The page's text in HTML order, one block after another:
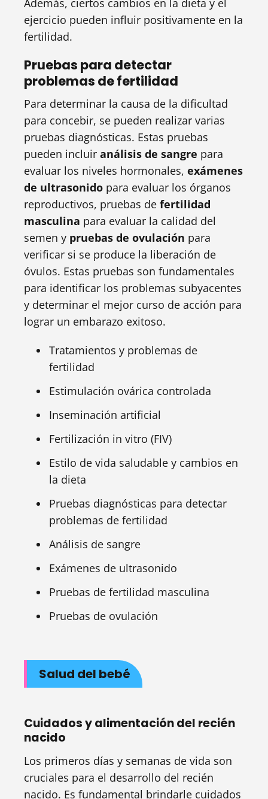
Además, ciertos cambios en la dieta y el
ejercicio pueden influir positivamente en la
fertilidad.
Pruebas para detectar
problemas de fertilidad
Para determinar la causa de la dificultad
para concebir, se pueden realizar varias
pruebas diagnósticas. Estas pruebas
pueden incluir análisis de sangre para
evaluar los niveles hormonales, exámenes
de ultrasonido para evaluar los órganos
reproductivos, pruebas de fertilidad
masculina para evaluar la calidad del
semen y pruebas de ovulación para
verificar si se produce la liberación de
óvulos. Estas pruebas son fundamentales
para identificar los problemas subyacentes
y determinar el mejor curso de acción para
lograr un embarazo exitoso.
Tratamientos y problemas de
fertilidad
Estimulación ovárica controlada
Inseminación artificial
Fertilización in vitro (FIV)
Estilo de vida saludable y cambios en
la dieta
Pruebas diagnósticas para detectar
problemas de fertilidad
Análisis de sangre
Exámenes de ultrasonido
Pruebas de fertilidad masculina
Pruebas de ovulación
Salud del bebé
Cuidados y alimentación del recién
nacido
Los primeros días y semanas de vida son
cruciales para el desarrollo del recién
nacido. Es fundamental brindarle cuidados